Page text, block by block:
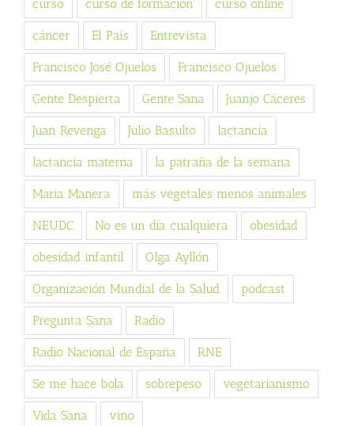
curso curso de formación curso online
cáncer El País Entrevista
Francisco José Ojuelos Francisco Ojuelos
Gente Despierta Gente Sana Juanjo Cáceres
Juan Revenga Julio Basulto lactancia
lactancia materna la patraña de la semana
Maria Manera más vegetales menos animales
NEUDC No es un día cualquiera obesidad
obesidad infantil Olga Ayllón
Organización Mundial de la Salud podcast
Pregunta Sana Radio
Radio Nacional de España RNE
Se me hace bola sobrepeso vegetarianismo
Vida Sana vino